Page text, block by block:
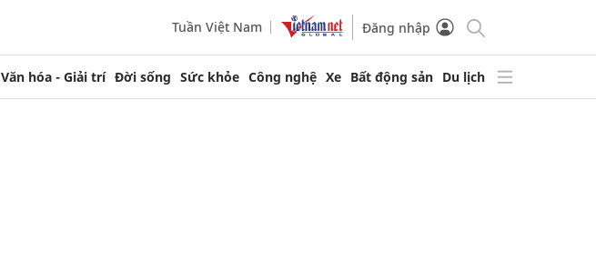
Tuần Việt Nam Đăng nhập
Văn hóa - Giải trí Đời sống Sức khỏe Công nghệ Xe Bất động sản Du lịch